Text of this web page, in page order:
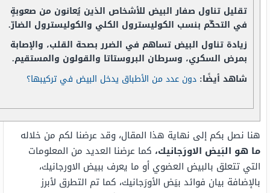
تقليل تناول صفار البيض للأشخاص الذين يُعانون من صعوبةٍ
في التحكّم بنسب الكوليسترول الكلي والكوليسترول الضارّ.
زيادة تناول البيض تساهم في الضرر بصحة القلب، والإصابة
بمرض السكري، وسرطان البروستاتا والقولون والمستقيم.
شاهد أيضًا: دون عدد من الأطباق يدخل البيض في تركيبها؟
هنا نصل بكم إلى نهاية هذا المقال، وقد عرضنا لكم من خلاله
ما هو البَيض الاورَجانيك، كما عرضنا العديد من المعلومات
التي تتعلق بالبيض العضوي أو ما يعرف ببيض الاورجانيك،
بالإضافة بيان فوائد بيَض الأورَجانيك، كما تم التطرق لأبرز